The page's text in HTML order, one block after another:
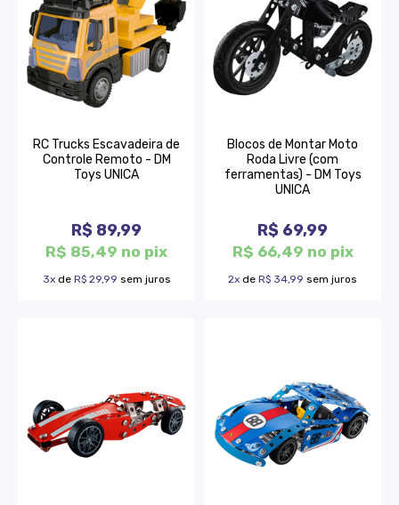
RC Trucks Escavadeira de
Controle Remoto - DM
Toys UNICA
R$ 89,99
R$ 85,49 no pix
3xde R$ 29,99 sem juros
Blocos de Montar Moto
Roda Livre (com
ferramentas) - DM Toys
UNICA
R$ 69,99
R$ 66,49 no pix
2x de R$ 34,99 sem juros